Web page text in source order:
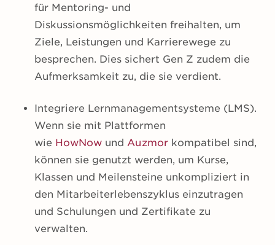
für Mentoring- und
Diskussionsmöglichkeiten freihalten, um
Ziele, Leistungen und Karrierewege zu
besprechen. Dies sichert Gen Z zudem die
Aufmerksamkeit zu, die sie verdient.
Integriere Lernmanagementsysteme (LMS).
Wenn sie mit Plattformen
wie HowNow undAuzmorkompatibel sind,
können sie genutzt werden, um Kurse,
Klassen und Meilensteine unkompliziert in
den Mitarbeiterlebenszyklus einzutragen
und Schulungen und Zertifikate zu
verwalten.